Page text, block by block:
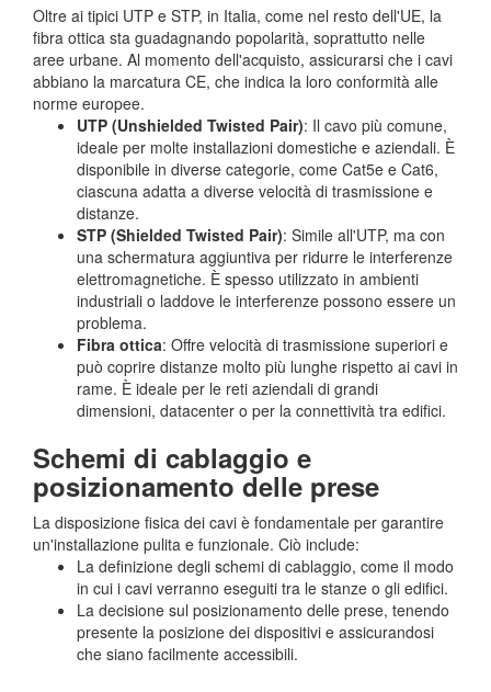
Oltre ai tipici UTP e STP, in Italia, come nel resto dell'UE, la
fibra ottica sta guadagnando popolarità, soprattutto nelle
aree urbane. Al momento dell'acquisto, assicurarsi che i cavi
abbiano la marcatura CE, che indica la loro conformità alle
norme europee.
UTP (Unshielded Twisted Pair): Il cavo più comune,
ideale per molte installazioni domestiche e aziendali. È
disponibile in diverse categorie, come Cat5e e Cat6,
ciascuna adatta a diverse velocità di trasmissione e
distanze.
STP (Shielded Twisted Pair): Simile all'UTP, ma con
una schermatura aggiuntiva per ridurre le interferenze
elettromagnetiche. È spesso utilizzato in ambienti
industriali o laddove le interferenze possono essere un
problema.
Fibra ottica: Offre velocità di trasmissione superiori e
può coprire distanze molto più lunghe rispetto ai cavi in
rame. È ideale per le reti aziendali di grandi
dimensioni, datacenter o per la connettività tra edifici.
Schemi di cablaggio e
posizionamento delle prese
La disposizione fisica dei cavi è fondamentale per garantire
un'installazione pulita e funzionale. Ciò include:
La definizione degli schemi di cablaggio, come il modo
in cui i cavi verranno eseguiti tra le stanze o gli edifici.
La decisione sul posizionamento delle prese, tenendo
presente la posizione dei dispositivi e assicurandosi
che siano facilmente accessibili.